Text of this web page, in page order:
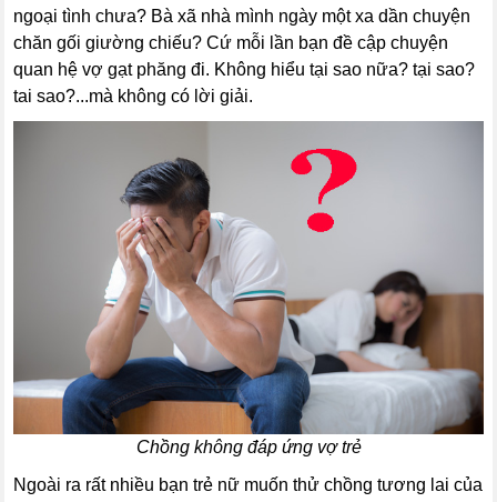
ngoại tình chưa? Bà xã nhà mình ngày một xa dần chuyện
chăn gối giường chiếu? Cứ mỗi lần bạn đề cập chuyện
quan hệ vợ gạt phăng đi. Không hiểu tại sao nữa? tại sao?
tai sao?...mà không có lời giải.
Chồng không đáp ứng vợ trẻ
Ngoài ra rất nhiều bạn trẻ nữ muốn thử chồng tương lai của